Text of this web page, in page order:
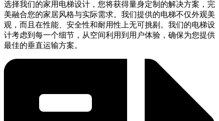
选择我们的家用电梯设计，您将获得量身定制的解决方案，完
美融合您的家居风格与实际需求。我们提供的电梯不仅外观美
观，而且在性能、安全性和耐用性上无可挑剔。我们的电梯设
计考虑到每一个细节，从空间利用到用户体验，确保为您提供
最佳的垂直运输方案。